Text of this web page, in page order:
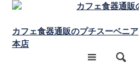
カフェ食器通販のプチスーベニア
本店